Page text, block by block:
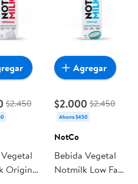
$2.450
Original
$2.000 $2.450
Ahorra $450
NotCo
Bebida Vegetal
Notmilk Low Fat
Agregar